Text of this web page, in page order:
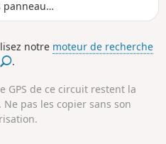
panneaux
& Js
À
: le
ne soient
les
notre moteur de recherche
.
GPS de ce circuit restent la
pas les copier sans son